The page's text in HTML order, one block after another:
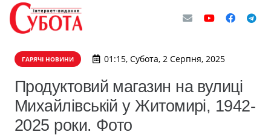
ГАРЯЧІ НОВИНИ 01:15, Субота, 2 Серпня, 2025
Продуктовий магазин на вулиці
Михайлівській у Житомирі, 1942-
2025 роки. Фото